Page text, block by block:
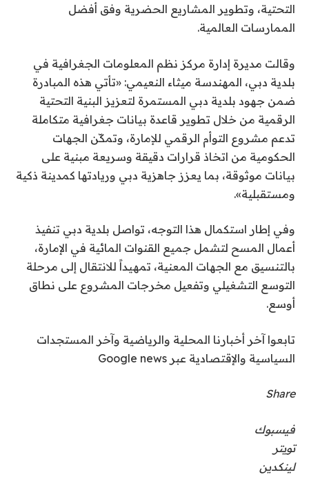
التحتية، وتطوير المشاريع الحضرية وفق أفضل
الممارسات العالمية.
وقالت مديرة إدارة مركز نظم المعلومات الجغرافية في
بلدية دبي، المهندسة ميثاء النعيمي: «تأتي هذه المبادرة
ضمن جهود بلدية دبي المستمرة لتعزيز البنية التحتية
الرقمية من خلال تطوير قاعدة بيانات جغرافية متكاملة
تدعم مشروع التوأم الرقمي للإمارة، وتمكّن الجهات
الحكومية من اتخاذ قرارات دقيقة وسريعة مبنية على
بيانات موثوقة، بما يعزز جاهزية دبي وريادتها كمدينة ذكية
ومستقبلية».
وفي إطار استكمال هذا التوجه، تواصل بلدية دبي تنفيذ
أعمال المسح لتشمل جميع القنوات المائية في الإمارة،
بالتنسيق مع الجهات المعنية، تمهيداً للانتقال إلى مرحلة
التوسع التشغيلي وتفعيل مخرجات المشروع على نطاق
أوسع.
تابعوا آخر أخبارنا المحلية والرياضية وآخر المستجدات
السياسية والإقتصادية عبر Google news
Share
فيسبوك
تويتر
لينكدين